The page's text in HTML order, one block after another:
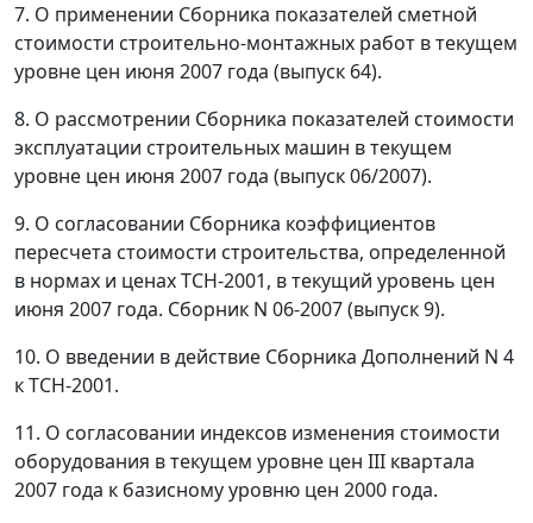
7. О применении Сборника показателей сметной
стоимости строительно-монтажных работ в текущем
уровне цен июня 2007 года (выпуск 64).
8. О рассмотрении Сборника показателей стоимости
эксплуатации строительных машин в текущем
уровне цен июня 2007 года (выпуск 06/2007).
9. О согласовании Сборника коэффициентов
пересчета стоимости строительства, определенной
в нормах и ценах ТСН-2001, в текущий уровень цен
июня 2007 года. Сборник N 06-2007 (выпуск 9).
10. О введении в действие Сборника Дополнений N 4
к ТСН-2001.
11. О согласовании индексов изменения стоимости
оборудования в текущем уровне цен III квартала
2007 года к базисному уровню цен 2000 года.